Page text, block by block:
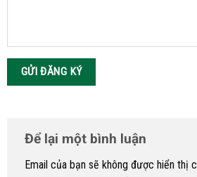
Để lại một bình luận
Email của bạn sẽ không được hiển thị